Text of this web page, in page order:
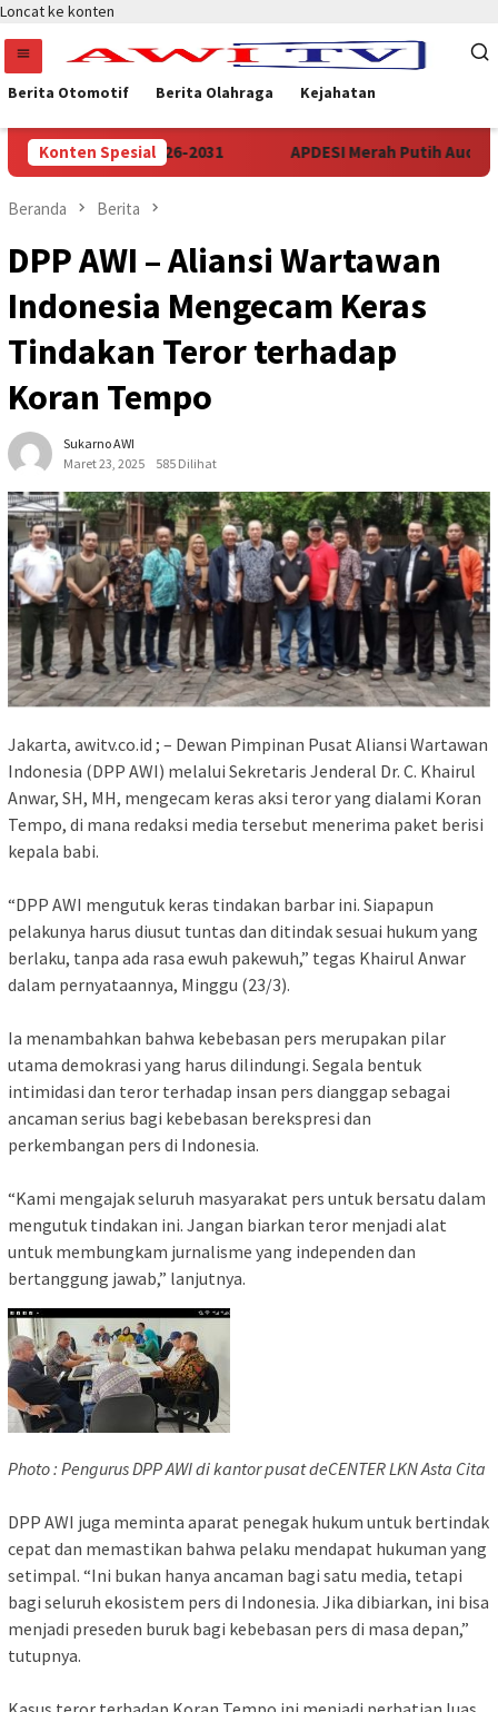
Loncat ke konten
Berita Otomotif Berita Olahraga Kejahatan
Konten Spesial
Periode 2026-2031 APDESI Merah Putih Audiensi Ke
Beranda Berita
DPP AWI – Aliansi Wartawan
Indonesia Mengecam Keras
Tindakan Teror terhadap
Koran Tempo
Sukarno AWI
Maret 23, 2025
585 Dilihat
Jakarta, awitv.co.id ; – Dewan Pimpinan Pusat Aliansi Wartawan
Indonesia (DPP AWI) melalui Sekretaris Jenderal Dr. C. Khairul
Anwar, SH, MH, mengecam keras aksi teror yang dialami Koran
Tempo, di mana redaksi media tersebut menerima paket berisi
kepala babi.
“DPP AWI mengutuk keras tindakan barbar ini. Siapapun
pelakunya harus diusut tuntas dan ditindak sesuai hukum yang
berlaku, tanpa ada rasa ewuh pakewuh,” tegas Khairul Anwar
dalam pernyataannya, Minggu (23/3).
Ia menambahkan bahwa kebebasan pers merupakan pilar
utama demokrasi yang harus dilindungi. Segala bentuk
intimidasi dan teror terhadap insan pers dianggap sebagai
ancaman serius bagi kebebasan berekspresi dan
perkembangan pers di Indonesia.
“Kami mengajak seluruh masyarakat pers untuk bersatu dalam
mengutuk tindakan ini. Jangan biarkan teror menjadi alat
untuk membungkam jurnalisme yang independen dan
bertanggung jawab,” lanjutnya.
Photo : Pengurus DPP AWI di kantor pusat deCENTER LKN Asta Cita
DPP AWI juga meminta aparat penegak hukum untuk bertindak
cepat dan memastikan bahwa pelaku mendapat hukuman yang
setimpal. “Ini bukan hanya ancaman bagi satu media, tetapi
bagi seluruh ekosistem pers di Indonesia. Jika dibiarkan, ini bisa
menjadi preseden buruk bagi kebebasan pers di masa depan,”
tutupnya.